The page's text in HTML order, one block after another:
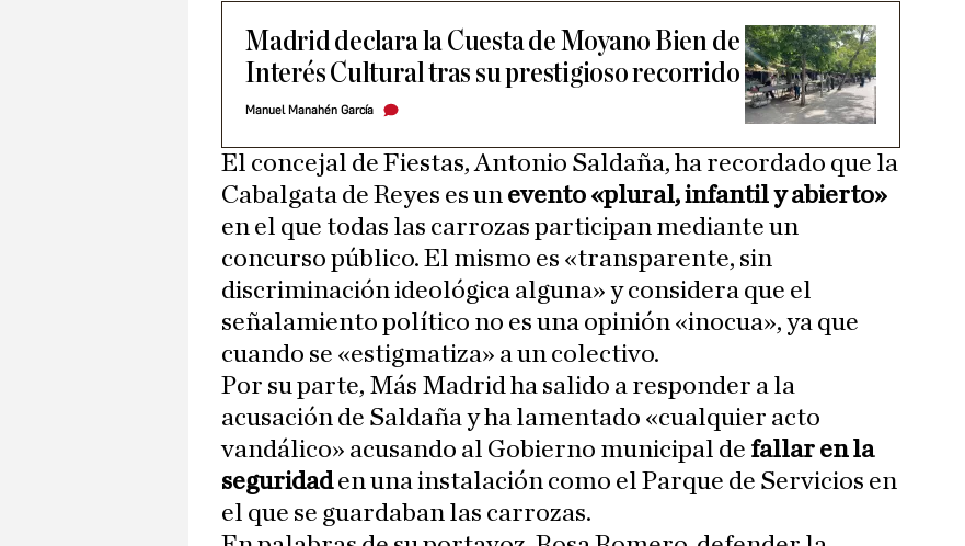
Madrid declara la Cuesta de Moyano Bien de
Interés Cultural tras su prestigioso recorrido
Manuel Manahén García
El concejal de Fiestas, Antonio Saldaña, ha recordado que la
Cabalgata de Reyes es un evento «plural, infantil y abierto»
en el que todas las carrozas participan mediante un
concurso público. El mismo es «transparente, sin
discriminación ideológica alguna» y considera que el
señalamiento político no es una opinión «inocua», ya que
cuando se «estigmatiza» a un colectivo.
Por su parte, Más Madrid ha salido a responder a la
acusación de Saldaña y ha lamentado «cualquier acto
vandálico» acusando al Gobierno municipal de fallar en la
seguridaden una instalación como el Parque de Servicios en
el que se guardaban las carrozas.